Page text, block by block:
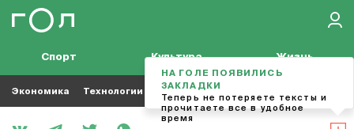
Спорт Культура Жизнь
Экономика Технологии Кино Футбол
НА ГОЛЕ ПОЯВИЛИСЬ
ЗАКЛАДКИ
Теперь не потеряете тексты и
прочитаете все в удобное
время